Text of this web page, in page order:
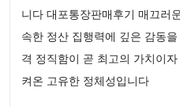
니다 대포통장판매후기 매끄러
속한 정산 집행력에 깊은 감동
격 정직함이 곧 최고의 가치이
켜온 고유한 정체성입니다